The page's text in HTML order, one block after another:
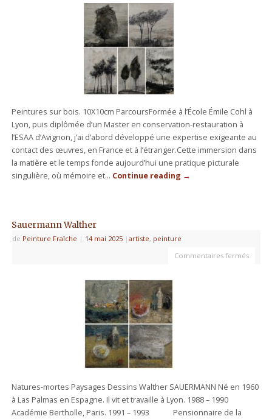
Peintures sur bois. 10X10cm ParcoursFormée à l’École Émile Cohl à
Lyon, puis diplômée d’un Master en conservation-restauration à
l’ESAA d’Avignon, j’ai d’abord développé une expertise exigeante au
contact des œuvres, en France et à l’étranger.Cette immersion dans
la matière et le temps fonde aujourd’hui une pratique picturale
singulière, où mémoire et… Continue reading →
Sauermann Walther
de Peinture Fraîche | 14 mai 2025 | artiste, peinture
Commentaires fermés
Natures-mortes Paysages Dessins Walther SAUERMANN Né en 1960
à Las Palmas en Espagne. Il vit et travaille à Lyon. 1988 – 1990
Académie Bertholle, Paris. 1991 – 1993 Pensionnaire de la